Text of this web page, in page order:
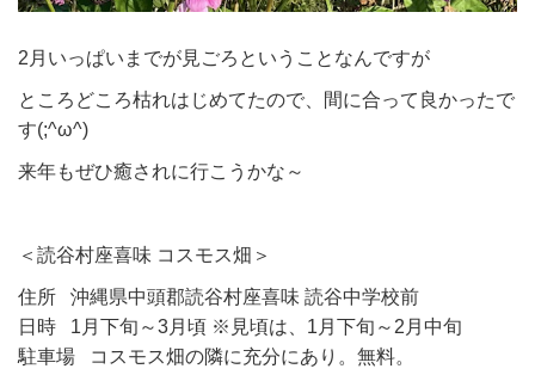
2月いっぱいまでが見ごろということなんですが
ところどころ枯れはじめてたので、間に合って良かったで
す(;^ω^)
来年もぜひ癒されに行こうかな～
＜読谷村座喜味 コスモス畑＞
住所 沖縄県中頭郡読谷村座喜味 読谷中学校前
日時 1月下旬～3月頃 ※見頃は、1月下旬～2月中旬
駐車場 コスモス畑の隣に充分にあり。無料。